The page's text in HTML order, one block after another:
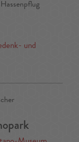
und